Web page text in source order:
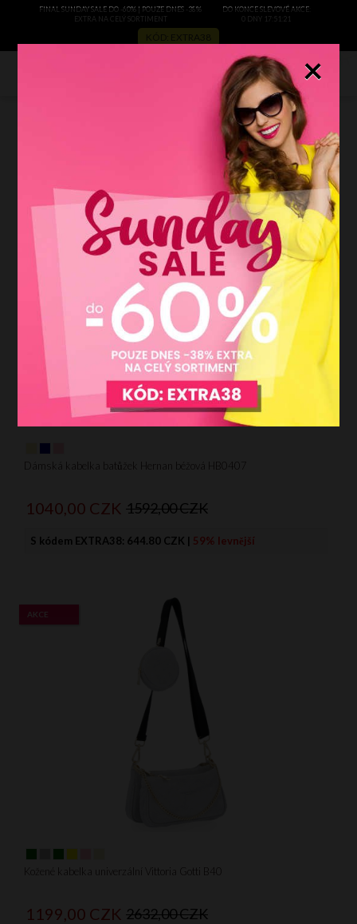
FINAL SUNDAY SALE DO -60% | POUZE DNES -38%
EXTRA NA CELÝ SORTIMENT
DO KONCE SLEVOVÉ AKCE:
0 DNY 17:51:19
0
XL
Vyčistit filtr Více filtrů
Dámská kabelka batůžek Hernan béžová HB0407
AKCE
1040,00 CZK 1592,00 CZK
S kódem EXTRA38: 644.80 CZK | 59% levnější
Kožené kabelka univerzální Vittoria Gotti B40
AKCE
1199,00 CZK 2632,00 CZK
×